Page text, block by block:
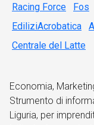
Racing Force
Fos
EdiliziAcrobatica
Centrale del Latte
Economia,
Strumento di
Liguria, per